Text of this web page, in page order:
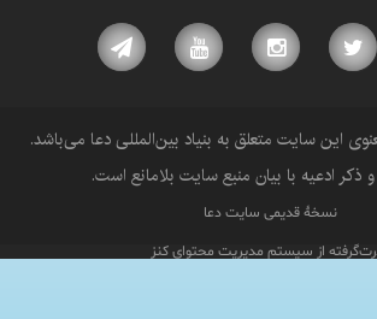
این سایت متعلق به بنیاد بین‌المللی دعا می‌باشد.
ادعیه با بیان منبع سایت بلامانع است.
نسخۀ قدیمی سایت دعا
از سیستم مدیریت محتوای کنز